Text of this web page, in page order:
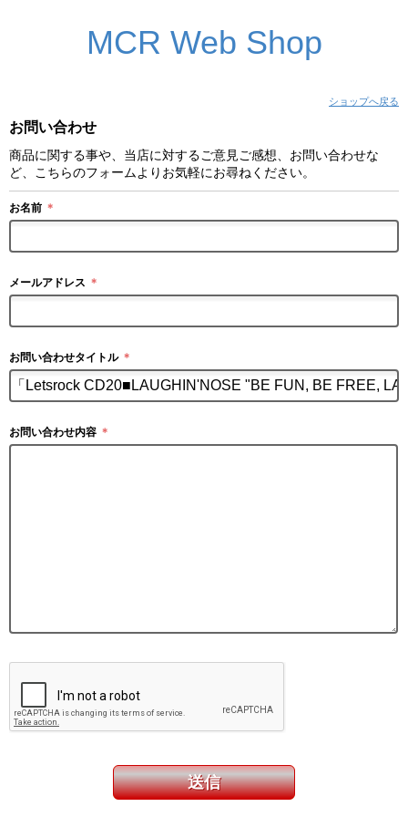
MCR Web Shop
ショップへ戻る
お問い合わせ
商品に関する事や、当店に対するご意見ご感想、お問い合わせな
ど、こちらのフォームよりお気軽にお尋ねください。
お名前 ＊
メールアドレス ＊
お問い合わせタイトル ＊
お問い合わせ内容 ＊